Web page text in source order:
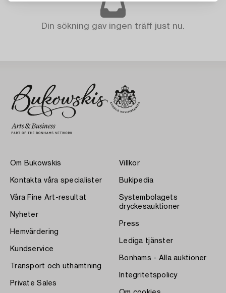
Din sökning gav ingen träff just nu.
Om Bukowskis
Kontakta våra specialister
Våra Fine Art-resultat
Nyheter
Hemvärdering
Kundservice
Transport och uthämtning
Private Sales
Villkor
Bukipedia
Systembolagets
dryckesauktioner
Press
Lediga tjänster
Bonhams - Alla auktioner
Integritetspolicy